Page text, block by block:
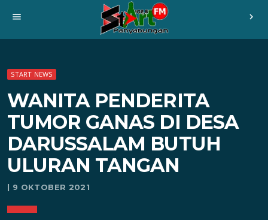
menu chevron_right
START NEWS
WANITA PENDERITA
TUMOR GANAS DI DESA
DARUSSALAM BUTUH
ULURAN TANGAN
| 9 OKTOBER 2021